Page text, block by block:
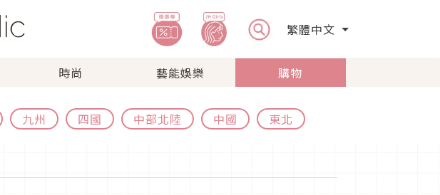
繁體中文
時尚 藝能娛樂 購物
九州 四國 中部北陸 中國 東北